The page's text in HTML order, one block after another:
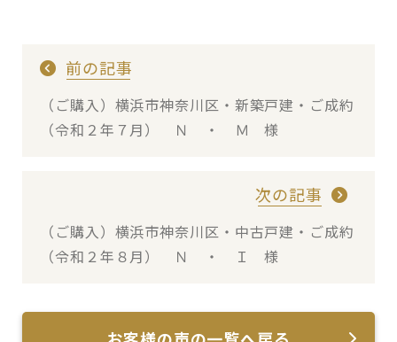
前の記事
（ご購入）横浜市神奈川区・新築戸建・ご成約
（令和２年７月） Ｎ ・ Ｍ 様
次の記事
（ご購入）横浜市神奈川区・中古戸建・ご成約
（令和２年８月） Ｎ ・ Ｉ 様